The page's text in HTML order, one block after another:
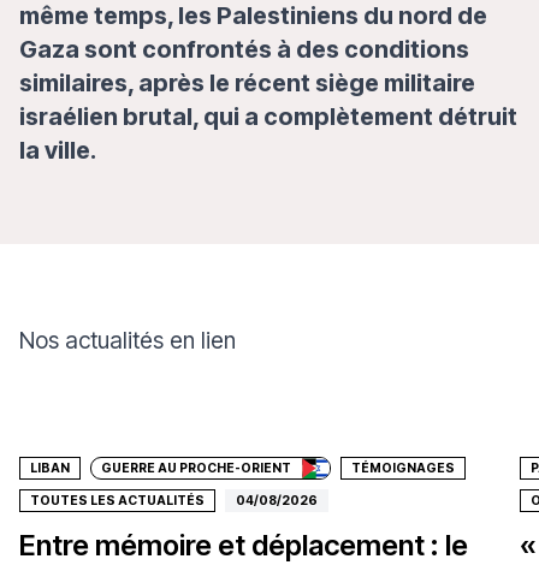
même temps, les Palestiniens du nord de
Gaza sont confrontés à des conditions
similaires, après le récent siège militaire
israélien brutal, qui a complètement détruit
la ville.
Nos actualités en lien
LIBAN GUERRE AU PROCHE-ORIENT TÉMOIGNAGES
TOUTES LES ACTUALITÉS 04/08/2026
Entre mémoire et déplacement : le